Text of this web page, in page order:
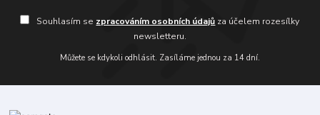
Souhlasím se zpracováním osobních údajů za účelem rozesílky
newsletteru.
Můžete se kdykoli odhlásit. Zasíláme jednou za 14 dní.